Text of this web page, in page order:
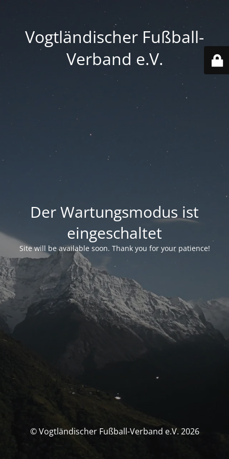
Vogtländischer Fußball-
Verband e.V.
Der Wartungsmodus ist
eingeschaltet
Site will be available soon. Thank you for your patience!
© Vogtländischer Fußball-Verband e.V. 2026